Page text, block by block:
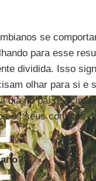
se
para esse
dividida. Isso
olhar para si e
dia no país? Acima
os seus conflitos